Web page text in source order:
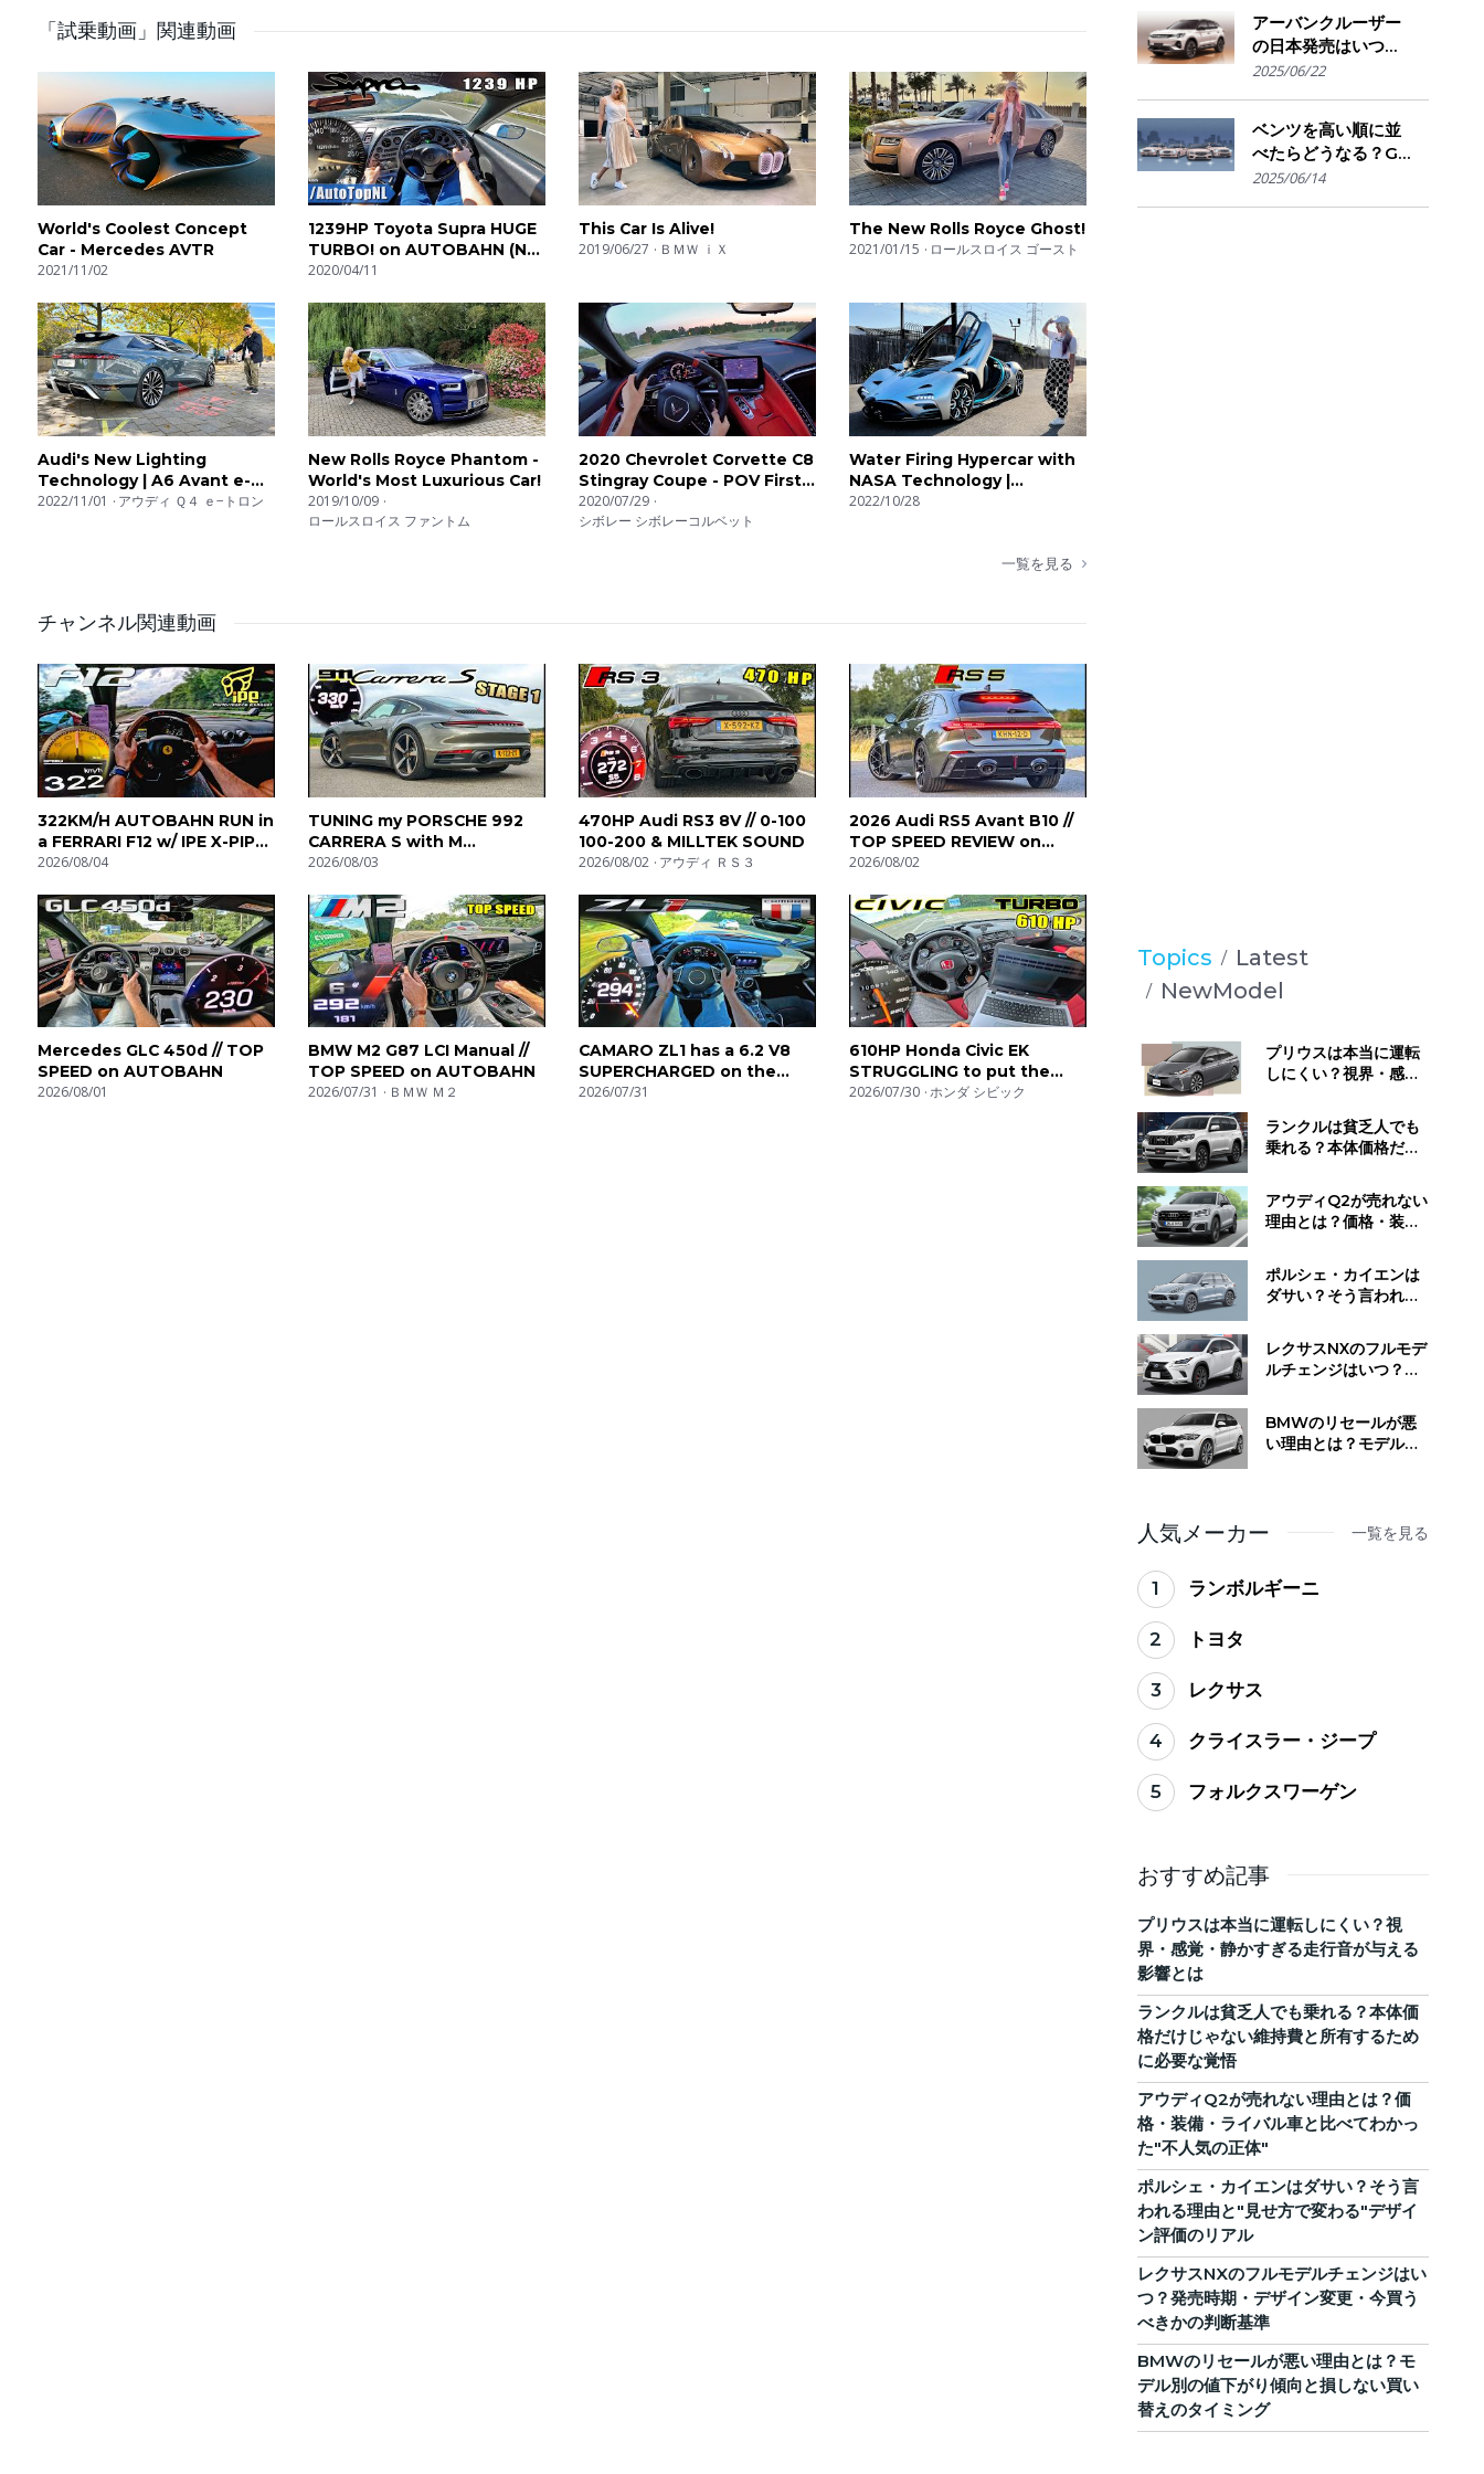
#AutoTopNL #cars #autobahn #review
UK: Auto-Top is an honest and pure car filming and testing company. We're not interested in eco & green (unless it's like, really
superfast). Screaming exhausts, whining superchargers and blowing turbo's is what we want to hear! We review all sorts of
performance cars. In the different playlists you can enjoy exhaust sounds, acceleration tests (0-100, 0-200) with launch control,
onboard cams and the revving sound of each car. Exotic cars, hothatches, power sedans. We have it all!
DE: Wir nehmen alle möglichen leistungsstarken Autos unter ein Lupe. In den verschiedenen Playlists könnt ihr ausreizende Sounds
genießen, Beschleunigungstests (0-100, 0-200) mit Startkontrolle, onboard-Kameras und den hochtourigen Sound der Autos.
FR: A travers les différentes playlists, vous pourrez apprécier des bruits d’échappements, des tests d’accélérations (0- 100, 0-
200), des caméras embarquées ainsi que le son à l’accélération des voitures. Des voitures de rallyes aux berlines surpuissantes en
passant par des bolides hors-norme...nous avons tout ce qu’il vous faut !
PL: Testujemy i oceniamy samochody - w naszych playlistach posłuchasz dźwięku silników, obejrzysz testy
przyspieszenia (0-100, 0-200) z launch control, kamerami wewnątrz kabiny i wibrującym dźwiękiem każdego
samochodu. Egzotyczne auta, hothatch, sportowe sedany - znajdziesz je wszystkie tutaj!
IT: Auto-Top è una società che si occupa di riprese e test drive. Non siamo interessati a macchine che consumano o inquinano poco
ogni tipo di auto sportiva. Nelle nostre playlist troverai sound di scarichi, riprese onboard, test di accelerazione con launch control
(0-100, 0-200) e il suono unico e riconoscibile di ogni auto. Supersportive, hothatches e berline cavallate.. Proviamo di tutto!!
ES: Auto-Top es una empresa de pruebas y grabación de coches sincera. No estamos interesados en la ecología. Tubos de escape
rugiendo y motores echando humo, es todo lo que nos interesa oir! Hacemos reviews de todo tipo de coches. En las listas de
reproducción podéis encontrar desde sonidos del ultramundo hasta tests de aceleración (0-100, 0-200), cámaras a bordo de los
「試乗動画」関連動画
World's Coolest Concept
Car - Mercedes AVTR
2021/11/02
1239HP Toyota Supra HUGE
TURBO! on AUTOBAHN (NO
SPEED LIMIT) by AutoTopNL
2020/04/11
This Car Is Alive!
2019/06/27 ＢＭＷ ｉＸ
The New Rolls Royce Ghost!
2021/01/15 ロールスロイス ゴースト
Audi's New Lighting
Technology | A6 Avant e-
Tron
2022/11/01 アウディ Ｑ４ ｅ−トロン
New Rolls Royce Phantom -
World's Most Luxurious Car!
2019/10/09
ロールスロイス ファントム
2020 Chevrolet Corvette C8
Stingray Coupe - POV First
Impressions
2020/07/29
シボレー シボレーコルベット
Water Firing Hypercar with
NASA Technology |
Hyperion
2022/10/28
一覧を見る
チャンネル関連動画
322KM/H AUTOBAHN RUN in
a FERRARI F12 w/ IPE X-PIPE
by AutoTopNL
2026/08/04
TUNING my PORSCHE 992
CARRERA S with M
Engineering! Stage 1 0-100
2026/08/03
470HP Audi RS3 8V // 0-100
100-200 & MILLTEK SOUND
2026/08/02 アウディ ＲＳ３
2026 Audi RS5 Avant B10 //
TOP SPEED REVIEW on
AUTOBAHN
2026/08/02
Mercedes GLC 450d // TOP
SPEED on AUTOBAHN
2026/08/01
BMW M2 G87 LCI Manual //
TOP SPEED on AUTOBAHN
2026/07/31 ＢＭＷ Ｍ２
CAMARO ZL1 has a 6.2 V8
SUPERCHARGED on the
UNLIMITED AUTOBAHN!
2026/07/31
610HP Honda Civic EK
STRUGGLING to put the
POWER DOWN on
2026/07/30 ホンダ シビック
アーバンクルーザー
の日本発売はいつ？
国内導入の可能性と
2025/06/22
ベンツを高い順に並
べたらどうなる？G
クラスからSマイバ
2025/06/14
Topics
Latest
NewModel
プリウスは本当に運転
しにくい？視界・感
が与える影響とは
ランクルは貧乏人でも
乗れる？本体価格だけ
するために必要な覚悟
アウディQ2が売れない
理由とは？価格・装
てわかった"不人気の正
体"
ポルシェ・カイエンは
ダサい？そう言われる
る"デザイン評価のリア
ル
レクサスNXのフルモデ
ルチェンジはいつ？発
更・今買うべきかの判
断基準
BMWのリセールが悪
い理由とは？モデル別
人気メーカー 一覧を見る
1 ランボルギーニ
2 トヨタ
3 レクサス
4 クライスラー・ジープ
5 フォルクスワーゲン
おすすめ記事
プリウスは本当に運転しにくい？視
界・感覚・静かすぎる走行音が与える
影響とは
ランクルは貧乏人でも乗れる？本体価
格だけじゃない維持費と所有するため
に必要な覚悟
アウディQ2が売れない理由とは？価
格・装備・ライバル車と比べてわかっ
た"不人気の正体"
ポルシェ・カイエンはダサい？そう言
われる理由と"見せ方で変わる"デザイ
ン評価のリアル
レクサスNXのフルモデルチェンジはい
つ？発売時期・デザイン変更・今買う
べきかの判断基準
BMWのリセールが悪い理由とは？モ
デル別の値下がり傾向と損しない買い
替えのタイミング